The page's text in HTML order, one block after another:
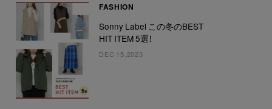
FASHION
Sonny Label この冬のBEST
HIT ITEM 5選！
DEC 15,2023